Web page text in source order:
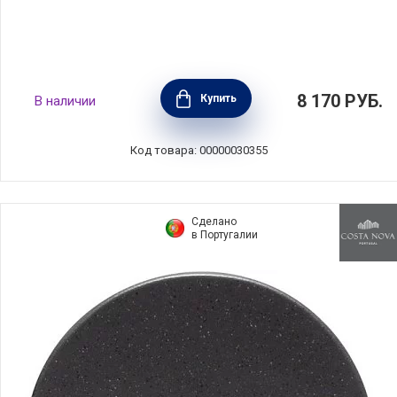
Тарелка десертная Riviera 17,5х17 см, цвет
золотой,керамика, Costa Nova, Португалия,
VEP183-OR(VEP183-02718A)
В наличии Купить 8 170 РУБ.
Код товара: 00000030355
Сделано
в Португалии